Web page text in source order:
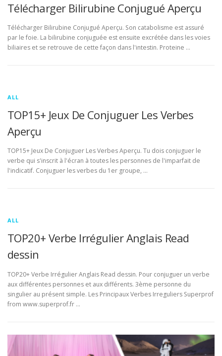
Télécharger Bilirubine Conjugué Aperçu
Télécharger Bilirubine Conjugué Aperçu. Son catabolisme est assuré
par le foie. La bilirubine conjuguée est ensuite excrétée dans les voies
biliaires et se retrouve de cette façon dans l'intestin. Proteine …
ALL
TOP15+ Jeux De Conjuguer Les Verbes
Aperçu
TOP15+ Jeux De Conjuguer Les Verbes Aperçu. Tu dois conjuguer le
verbe qui s'inscrit à l'écran à toutes les personnes de l'imparfait de
l'indicatif. Conjuguer les verbes du 1er groupe, …
ALL
TOP20+ Verbe Irrégulier Anglais Read
dessin
TOP20+ Verbe Irrégulier Anglais Read dessin. Pour conjuguer un verbe
aux différentes personnes et aux différents. 3ème personne du
singulier au présent simple. Les Principaux Verbes Irreguliers Superprof
from www.superprof.fr …